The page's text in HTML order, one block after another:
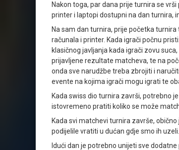
Nakon toga, par dana prije turnira se
printer i laptopi dostupni na dan turnira,
Na sam dan turnira, prije početka
računala i printer. Kada igrači počnu
klasičnog javljanja kada igrači zovu
prijavljene rezultate matcheva, te na
onda sve narudžbe treba zbrojiti i
evente na kojima igrači mogu igrati te
Kada swiss dio turnira završi, potrebno
istovremeno pratiti koliko se može
Kada svi matchevi turnira završe,
podijelile vratiti u dućan gdje smo ih uzeli.
Idući dan je potrebno unijeti sve